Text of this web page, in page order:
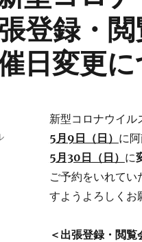
登録・
日変更
新型コロナウイル
5月9日（日） に
5月30日（日） に
ご予約をいれてい
すようよろしくお
＜出張登録・閲覧